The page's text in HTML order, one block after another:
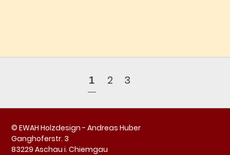
1 2 3
© EWAH Holzdesign - Andreas Huber
Ganghoferstr. 3
83229 Aschau i. Chiemgau